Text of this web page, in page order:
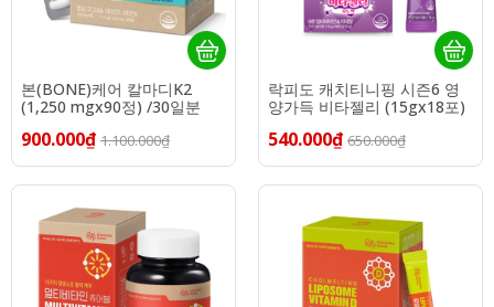
본(BONE)케어 칼마디K2
(1,250 mgx90정) /30일분
900.000₫ 1.100.000₫
락피도 캐치티니핑 시즌6 영
양가득 비타젤리 (15gx18포)
540.000₫ 650.000₫